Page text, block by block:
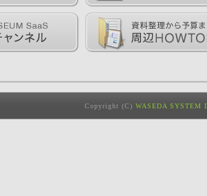
Copyright (C) WASEDA SYSTEM